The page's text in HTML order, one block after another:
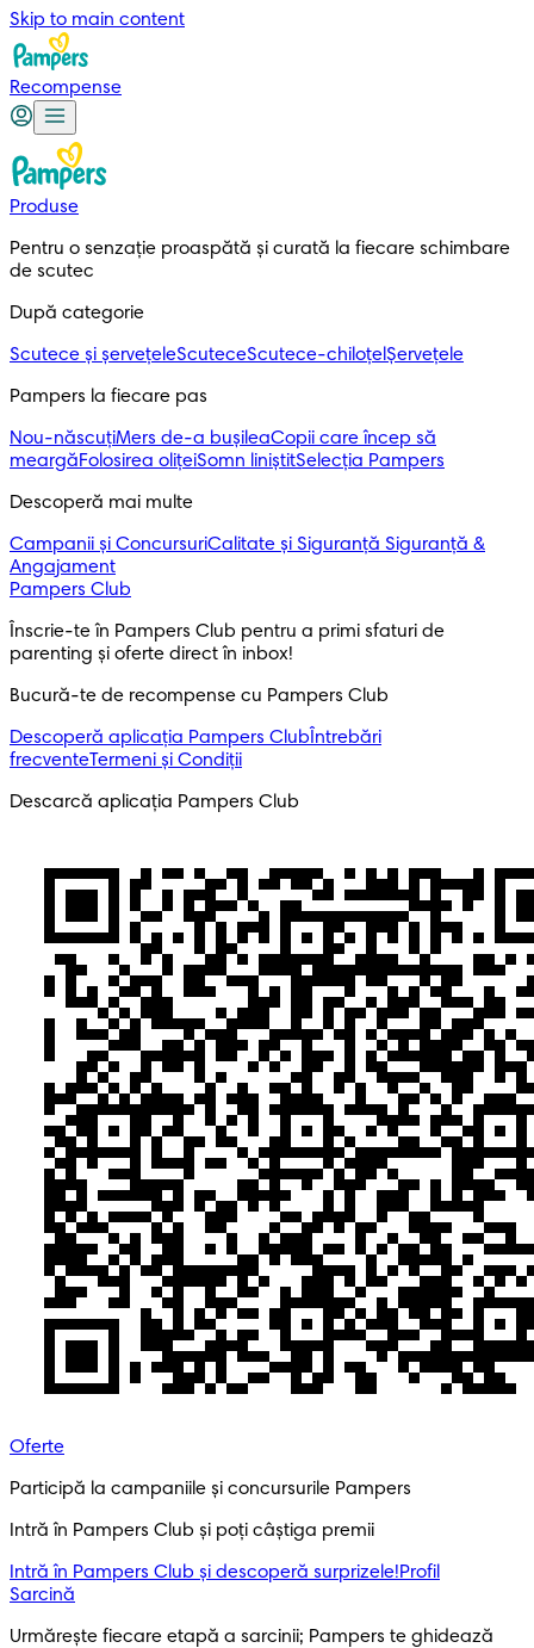
Skip to main content
Recompense
Produse
Pentru o senzație proaspătă și curată la fiecare schimbare
de scutec
După categorie
Scutece și șervețeleScuteceScutece-chiloțelȘervețele
Pampers la fiecare pas
Nou-născuțiMers de-a bușileaCopii care încep să
meargăFolosirea olițeiSomn liniștitSelecția Pampers
Descoperă mai multe
Campanii și ConcursuriCalitate și Siguranță Siguranță &
Angajament
Pampers Club
Înscrie-te în Pampers Club pentru a primi sfaturi de
parenting și oferte direct în inbox!
Bucură-te de recompense cu Pampers Club
Descoperă aplicația Pampers Club Întrebări
frecventeTermeni și Condiții
Descarcă aplicația Pampers Club
Oferte
Participă la campaniile și concursurile Pampers
Intră în Pampers Club și poți câștiga premii
Intră în Pampers Club și descoperă surprizele!​Profil
Sarcină
Urmărește fiecare etapă a sarcinii; Pampers te ghidează